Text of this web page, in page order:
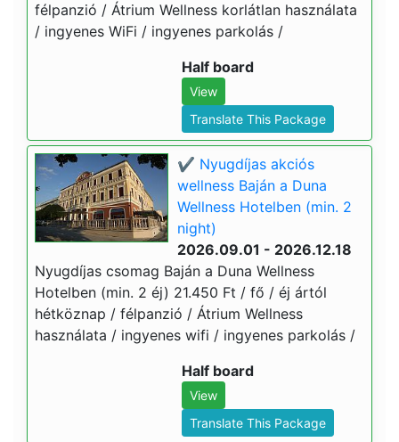
félpanzió / Átrium Wellness korlátlan használata
/ ingyenes WiFi / ingyenes parkolás /
Half board
View
Translate This Package
✔️ Nyugdíjas akciós
wellness Baján a Duna
Wellness Hotelben (min. 2
night)
2026.09.01 - 2026.12.18
Nyugdíjas csomag Baján a Duna Wellness
Hotelben (min. 2 éj) 21.450 Ft / fő / éj ártól
hétköznap / félpanzió / Átrium Wellness
használata / ingyenes wifi / ingyenes parkolás /
Half board
View
Translate This Package